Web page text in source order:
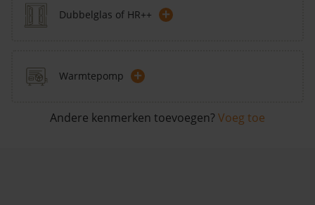
Dubbelglas of HR++ +
Warmtepomp +
Andere kenmerken toevoegen? Voeg toe